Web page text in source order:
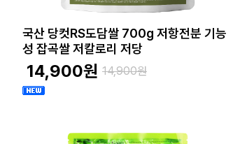
국산 당컷RS도담쌀 700g 저항전분 기능
성 잡곡쌀 저칼로리 저당
14,900원 14,900원